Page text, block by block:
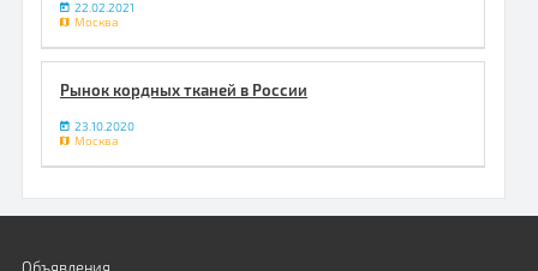
22.02.2021
Москва
Рынок кордных тканей в России
23.10.2020
Москва